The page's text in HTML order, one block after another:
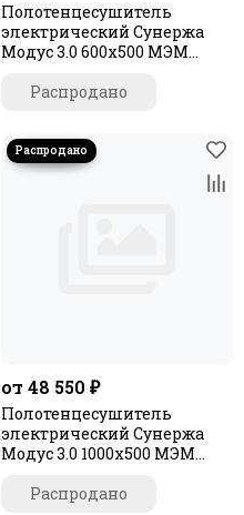
Полотенцесушитель
электрический Сунержа
Модус 3.0 600х500 МЭМ
Распродано
от 48 550 ₽
Полотенцесушитель
электрический Сунержа
Модус 3.0 1000х500 МЭМ
Распродано